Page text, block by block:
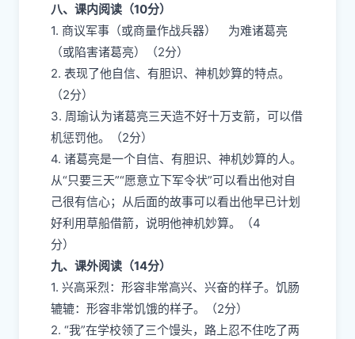
八、课内阅读（10分）
1. 商议军事（或商量作战兵器） 为难诸葛亮
（或陷害诸葛亮）（2分）
2. 表现了他自信、有胆识、神机妙算的特点。
（2分）
3. 周瑜认为诸葛亮三天造不好十万支箭，可以借
机惩罚他。（2分）
4. 诸葛亮是一个自信、有胆识、神机妙算的人。
从“只要三天”“愿意立下军令状”可以看出他对自
己很有信心；从后面的故事可以看出他早已计划
好利用草船借箭，说明他神机妙算。（4
分）
九、课外阅读（14分）
1. 兴高采烈：形容非常高兴、兴奋的样子。饥肠
辘辘：形容非常饥饿的样子。（2分）
2. “我”在学校领了三个馒头，路上忍不住吃了两